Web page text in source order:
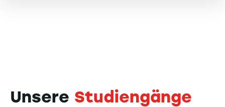
Unsere Studiengänge